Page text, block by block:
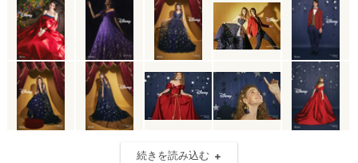
続きを読み込む